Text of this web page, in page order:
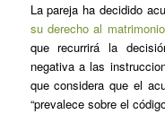
La pareja ha decidido
su derecho al
que recurrirá la
negativa a las
que considera que el
“prevalece sobre el